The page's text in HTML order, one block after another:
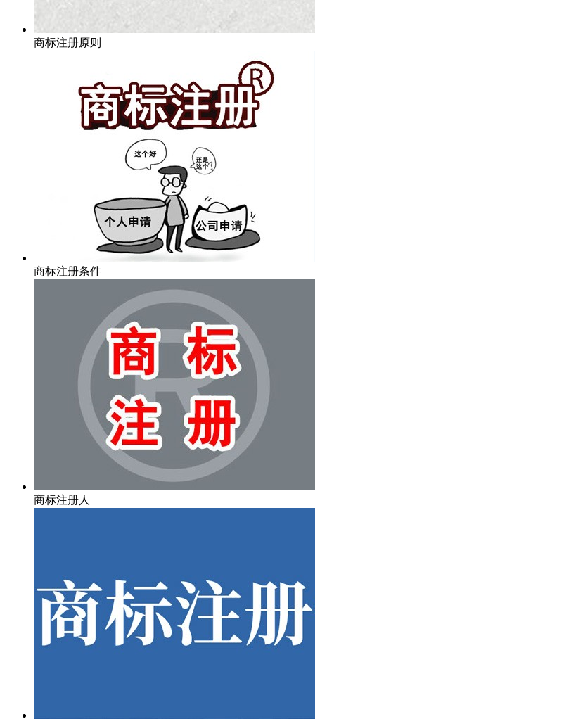
商标注册原则
商标注册条件
商标注册人